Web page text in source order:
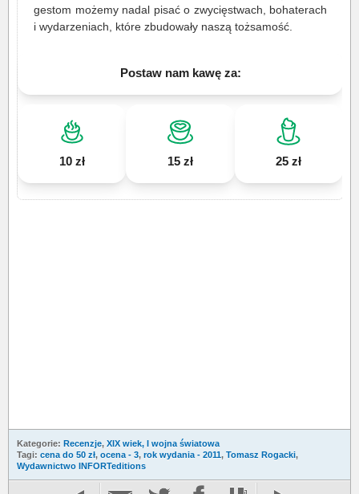
gestom możemy nadal pisać o zwycięstwach, bohaterach
i wydarzeniach, które zbudowały naszą tożsamość.
Postaw nam kawę za:
10 zł 15 zł 25 zł
Kategorie: Recenzje, XIX wiek, I wojna światowa
Tagi: cena do 50 zł, ocena - 3, rok wydania - 2011, Tomasz Rogacki,
Wydawnictwo INFORTeditions